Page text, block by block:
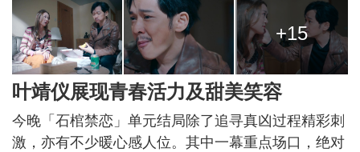
+15
叶靖仪展现青春活力及甜美笑容
今晚「石棺禁恋」单元结局除了追寻真凶过程精彩刺
激，亦有不少暖心感人位。其中一幕重点场口，绝对